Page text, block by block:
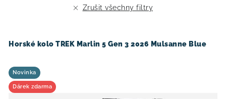
u
t
ů
d
k
t
Zrušit všechny filtry
Horské kolo TREK Marlin 5 Gen 3 2026 Mulsanne Blue
Novinka
Dárek zdarma